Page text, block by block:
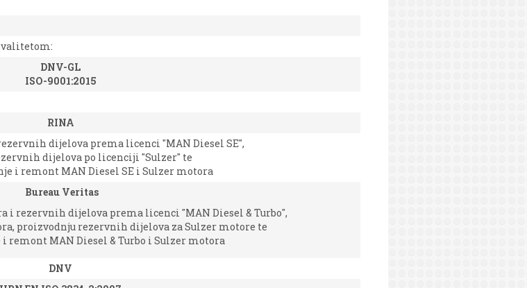
DNV-GL
ISO-9001:2015
RINA
dijelova prema licenci "MAN Diesel SE",
dijelova po licenciji "Sulzer" te
i remont MAN Diesel SE i Sulzer motora
Bureau Veritas
i rezervnih dijelova prema licenci "MAN Diesel & Turbo",
proizvodnju rezervnih dijelova za Sulzer motore te
i remont MAN Diesel & Turbo i Sulzer motora
DNV